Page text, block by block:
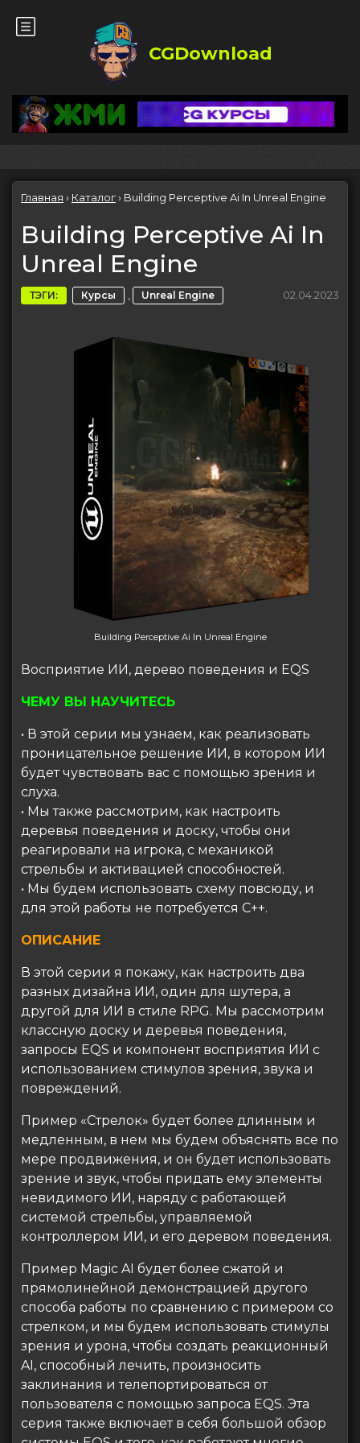
CGDownload
Главная › Каталог› Building Perceptive Ai In Unreal Engine
Building Perceptive Ai In
Unreal Engine
ТЭГИ: Курсы , Unreal Engine 02.04.2023
Building Perceptive Ai In Unreal Engine
Восприятие ИИ, дерево поведения и EQS
ЧЕМУ ВЫ НАУЧИТЕСЬ
• В этой серии мы узнаем, как реализовать
проницательное решение ИИ, в котором ИИ
будет чувствовать вас с помощью зрения и
слуха.
• Мы также рассмотрим, как настроить
деревья поведения и доску, чтобы они
реагировали на игрока, с механикой
стрельбы и активацией способностей.
• Мы будем использовать схему повсюду, и
для этой работы не потребуется C++.
ОПИСАНИЕ
В этой серии я покажу, как настроить два
разных дизайна ИИ, один для шутера, а
другой для ИИ в стиле RPG. Мы рассмотрим
классную доску и деревья поведения,
запросы EQS и компонент восприятия ИИ с
использованием стимулов зрения, звука и
повреждений.
Пример «Стрелок» будет более длинным и
медленным, в нем мы будем объяснять все по
мере продвижения, и он будет использовать
зрение и звук, чтобы придать ему элементы
невидимого ИИ, наряду с работающей
системой стрельбы, управляемой
контроллером ИИ, и его деревом поведения.
Пример Magic AI будет более сжатой и
прямолинейной демонстрацией другого
способа работы по сравнению с примером со
стрелком, и мы будем использовать стимулы
зрения и урона, чтобы создать реакционный
AI, способный лечить, произносить
заклинания и телепортироваться от
пользователя с помощью запроса EQS. Эта
серия также включает в себя большой обзор